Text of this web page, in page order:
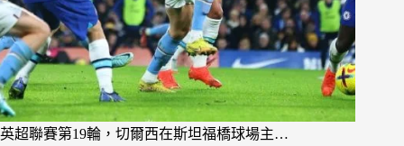
英超聯賽第19輪，切爾西在斯坦福橋球場主…